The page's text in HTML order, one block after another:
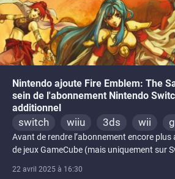
Nintendo ajoute Fire Emblem: The
sein de l'abonnement Nintendo
additionnel
switch wiiu 3ds wii
Avant de rendre l’abonnement encore
de jeux GameCube (mais uniquement sur
22 avril 2025 à 16:30